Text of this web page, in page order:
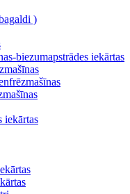
)
biezumapstrādes iekārtas
iekārtas